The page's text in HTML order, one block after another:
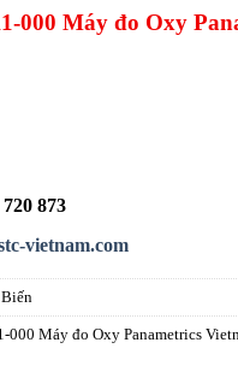
000 Máy đo Oxy
873
vietnam.com
000 Máy đo Oxy Panametrics